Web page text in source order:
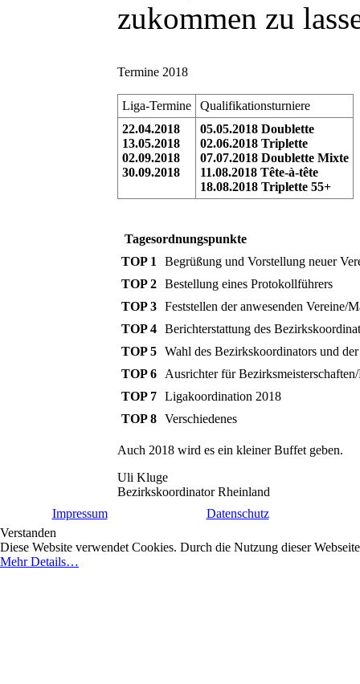
zukommen zu
Termine 2018
Liga-Termine
Qualifikationsturniere
22.04.2018
13.05.2018
02.09.2018
30.09.2018
05.05.2018 Doublette
02.06.2018 Triplette
07.07.2018 Doublette Mixte
11.08.2018 Tête-à-tête
18.08.2018 Triplette 55+
Tagesordnungspunkte
TOP 1
Begrüßung und Vorstellung neuer
TOP 2 Bestellung eines Protokollführers
TOP 3 Feststellen der anwesenden Vereine/
TOP 4 Berichterstattung des
TOP 5 Wahl des Bezirkskoordinators und
TOP 6
Ausrichter für
TOP 7 Ligakoordination 2018
TOP 8 Verschiedenes
Auch 2018 wird es ein kleiner Buffet geben.
Uli Kluge
Bezirkskoordinator Rheinland
Impressum
Datenschutz
Verstanden
Diese Website verwendet Cookies. Durch die Nutzung dieser
Mehr Details…